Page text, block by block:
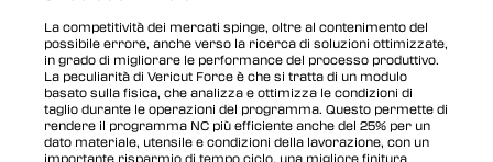
La competitività dei mercati spinge, oltre al contenimento del
possibile errore, anche verso la ricerca di soluzioni ottimizzate,
in grado di migliorare le performance del processo produttivo.
La peculiarità di Vericut Force è che si tratta di un modulo
basato sulla fisica, che analizza e ottimizza le condizioni di
taglio durante le operazioni del programma. Questo permette di
rendere il programma NC più efficiente anche del 25% per un
dato materiale, utensile e condizioni della lavorazione, con un
importante risparmio di tempo ciclo, una migliore finitura